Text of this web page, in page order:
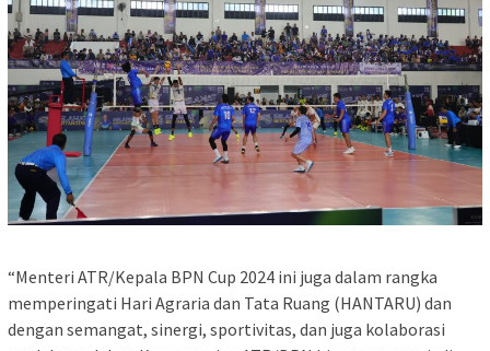
“Menteri ATR/Kepala BPN Cup 2024 ini juga dalam rangka
memperingati Hari Agraria dan Tata Ruang (HANTARU) dan
dengan semangat, sinergi, sportivitas, dan juga kolaborasi